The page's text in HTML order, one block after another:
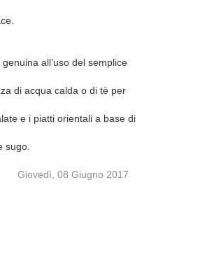
all’uso del semplice
di acqua calda o di tè per
e i piatti orientali a base di
sugo.
Giovedì, 08 Giugno 2017